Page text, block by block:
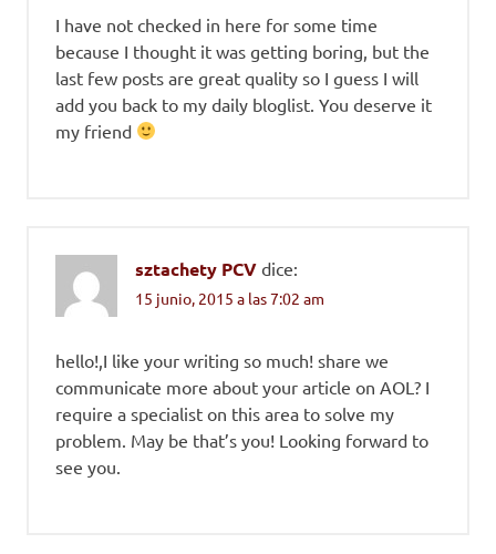
I have not checked in here for some time
because I thought it was getting boring, but the
last few posts are great quality so I guess I will
add you back to my daily bloglist. You deserve it
my friend
sztachety PCV dice:
15 junio, 2015 a las 7:02 am
hello!,I like your writing so much! share we
communicate more about your article on AOL? I
require a specialist on this area to solve my
problem. May be that’s you! Looking forward to
see you.